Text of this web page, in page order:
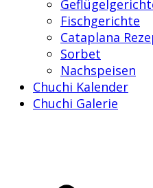
Fischgerichte
Cataplana
Sorbet
Nachspeisen
Chuchi Kalender
Chuchi Galerie